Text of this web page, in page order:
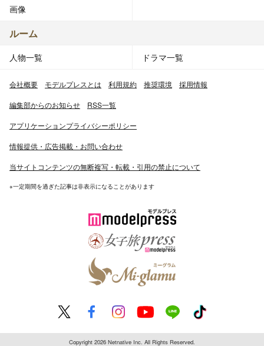
画像
ルーム
人物一覧 ドラマ一覧
会社概要 モデルプレスとは 利用規約 推奨環境 採用情報
編集部からのお知らせ RSS一覧
アプリケーションプライバシーポリシー
情報提供・広告掲載・お問い合わせ
当サイトコンテンツの無断複写・転載・引用の禁止について
※一定期間を過ぎた記事は非表示になることがあります
Copyright 2026 Netnative Inc. All Rights Reserved.